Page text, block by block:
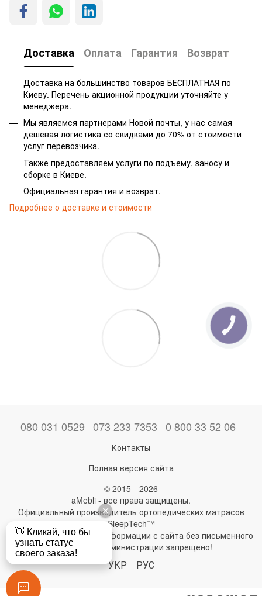
Доставка Оплата Гарантия Возврат
Доставка на большинство товаров БЕСПЛАТНАЯ по
Киеву. Перечень акционной продукции уточняйте у
менеджера.
Мы являемся партнерами Новой почты, у нас самая
дешевая логистика со скидками до 70% от стоимости
услуг перевозчика.
Также предоставляем услуги по подъему, заносу и
сборке в Киеве.
Официальная гарантия и возврат.
Подробнее о доставке и стоимости
080 031 0529 073 233 7353 0 800 33 52 06
Контакты
Полная версия сайта
© 2015—2026
aMebli - все права защищены.
Официальный производитель ортопедических матрасов
SleepTech™
Любое использование информации с сайта без письменного
разрешения администрации запрещено!
УКР РУС